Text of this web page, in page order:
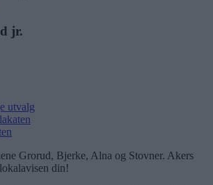
jr.
utvalg
Grorud, Bjerke, Alna og Stovner. Akers
din!